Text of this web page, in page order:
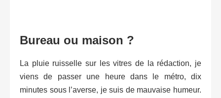
Bureau ou maison ?
La pluie ruisselle sur les vitres de la rédaction, je
viens de passer une heure dans le métro, dix
minutes sous l’averse, je suis de mauvaise humeur.